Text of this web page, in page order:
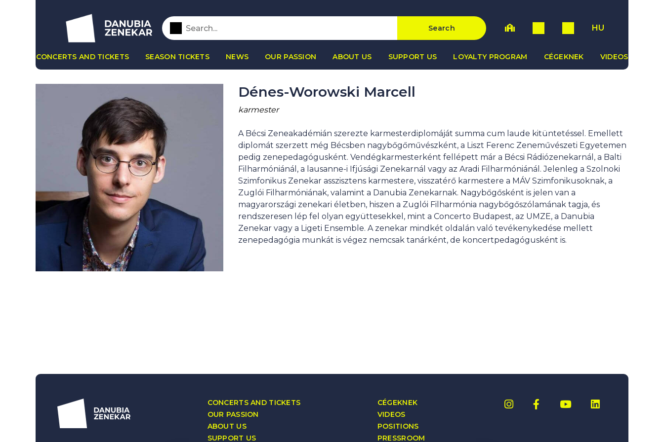
Search HU
CONCERTS AND TICKETS SEASON TICKETS NEWS OUR PASSION ABOUT US SUPPORT US LOYALTY PROGRAM CÉGEKNEK VIDEOS
Dénes-Worowski Marcell
karmester
A Bécsi Zeneakadémián szerezte karmesterdiplomáját summa cum laude kitüntetéssel. Emellett
diplomát szerzett még Bécsben nagybőgőművészként, a Liszt Ferenc Zeneművészeti Egyetemen
pedig zenepedagógusként. Vendégkarmesterként fellépett már a Bécsi Rádiózenekarnál, a Balti
Filharmóniánál, a lausanne-i Ifjúsági Zenekarnál vagy az Aradi Filharmóniánál. Jelenleg a Szolnoki
Szimfonikus Zenekar asszisztens karmestere, visszatérő karmestere a MÁV Szimfonikusoknak, a
Zuglói Filharmóniának, valamint a Danubia Zenekarnak. Nagybőgősként is jelen van a
magyarországi zenekari életben, hiszen a Zuglói Filharmónia nagybőgőszólamának tagja, és
rendszeresen lép fel olyan együttesekkel, mint a Concerto Budapest, az UMZE, a Danubia
Zenekar vagy a Ligeti Ensemble. A zenekar mindkét oldalán való tevékenykedése mellett
zenepedagógia munkát is végez nemcsak tanárként, de koncertpedagógusként is.
CONCERTS AND TICKETS
OUR PASSION
ABOUT US
SUPPORT US
CÉGEKNEK
VIDEOS
POSITIONS
PRESSROOM